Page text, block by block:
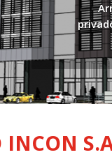
INCON